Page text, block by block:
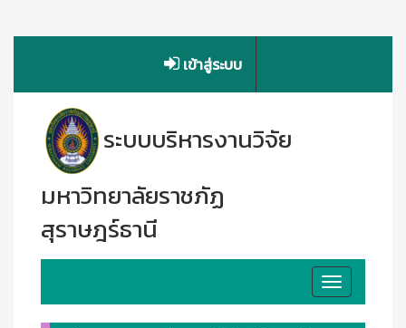
เข้าสู่ระบบ
ระบบบริหารงานวิจัย
มหาวิทยาลัยราชภัฏ
สุราษฎร์ธานี
Toggle
navigation